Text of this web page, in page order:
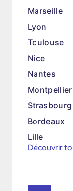
Marseille
Lyon
Toulouse
Nice
Nantes
Montpellier
Strasbourg
Bordeaux
Lille
Découvrir